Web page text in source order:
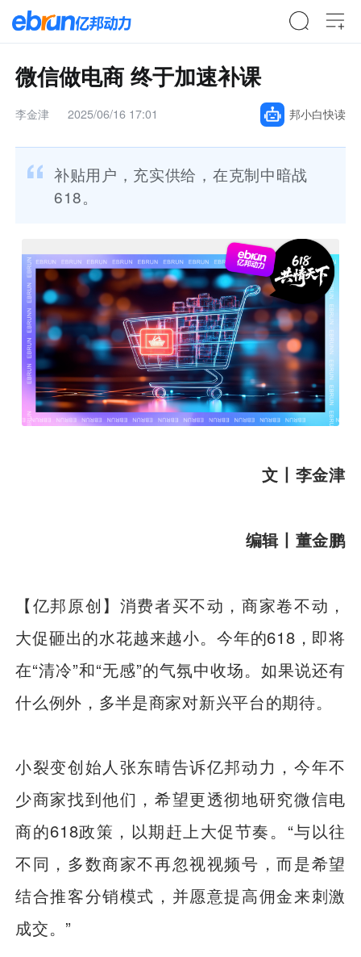
微信做电商 终于加速补课
李金津 2025/06/16 17:01 邦小白快读
补贴用户，充实供给，在克制中暗战
618。
文丨李金津
编辑丨董金鹏
【亿邦原创】消费者买不动，商家卷不动，
大促砸出的水花越来越小。今年的618，即将
在“清冷”和“无感”的气氛中收场。如果说还有
什么例外，多半是商家对新兴平台的期待。
小裂变创始人张东晴告诉亿邦动力，今年不
少商家找到他们，希望更透彻地研究微信电
商的618政策，以期赶上大促节奏。“与以往
不同，多数商家不再忽视视频号，而是希望
结合推客分销模式，并愿意提高佣金来刺激
成交。”